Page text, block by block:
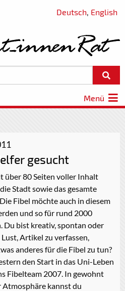
Deutsch, English
Menü
gesucht
über 80 Seiten voller Inhalt
Stadt sowie das gesamte
Fibel möchte auch in diesem
und so für rund 2000
Du bist kreativ, spontan oder
Artikel zu verfassen,
anderes für die Fibel zu tun?
den Start in das Uni-Leben
Fibelteam 2007. In gewohnt
Atmosphäre kannst du